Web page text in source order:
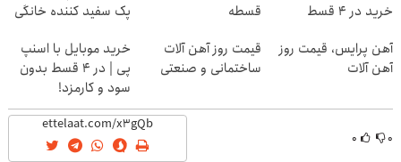
خرید در 4 قسط
قسطه
پک سفید کننده خانگی
آهن پرایس، قیمت روز
آهن آلات
قیمت روز آهن آلات
ساختمانی و صنعتی
خرید موبایل با اسنپ
پی | در ۴ قسط بدون
سود و کارمزد!
۰ ۰